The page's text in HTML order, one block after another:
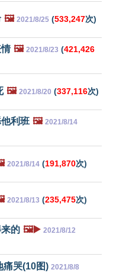
🖼️ 2021/8/25 (533,247次)
🖼️ 2021/8/23 (421,426
🖼️ 2021/8/20 (337,116次)
利班 🖼️ 2021/8/14
2021/8/14 (191,870次)
2021/8/13 (235,475次)
的 🖼️▶️ 2021/8/12
痛哭(10图) 2021/8/8